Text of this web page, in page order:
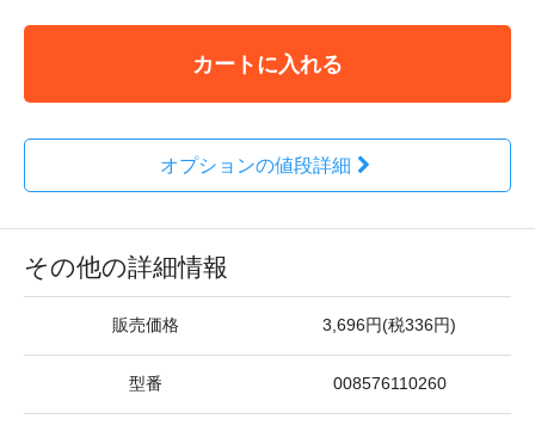
カートに入れる
オプションの値段詳細
その他の詳細情報
販売価格 3,696円(税336円)
型番 008576110260